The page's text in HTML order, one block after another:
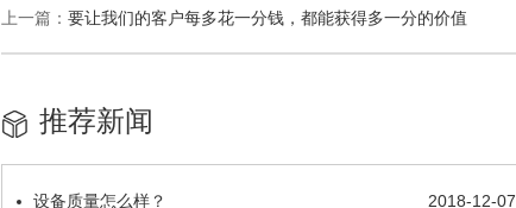
上一篇： 要让我们的客户每多花一分钱，都能获得多一分的价值
推荐新闻
2018-12-07
设备质量怎么样？